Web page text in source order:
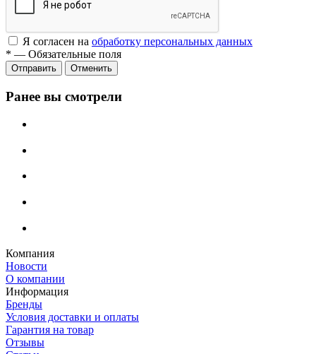
Я согласен на обработку персональных данных
* — Обязательные поля
Отменить
Ранее вы смотрели
Компания
Новости
О компании
Информация
Бренды
Условия доставки и оплаты
Гарантия на товар
Отзывы